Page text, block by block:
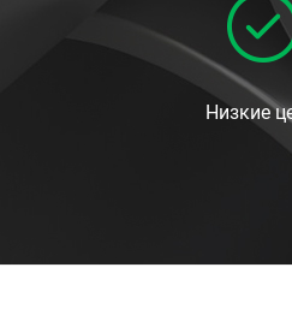
Низкие